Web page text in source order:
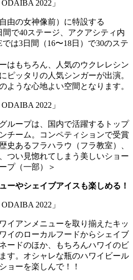
由の女神像前）に特設する
で40ステージ、アクアシティ内
は3日間（16〜18日）で30のステ
はもちろん、人気のウクレレシン
ピッタリの人気シンガーが出演。
ような心地よい空間となります。
ループは、国内で活躍するトップ
チーム。コンペティションで受賞
史あるフラハラウ（フラ教室）、
つい見惚れてしまう美しいショー
プ（一部）＞
ーやシェイブアイスも楽しめる！
イアンメニューを取り揃えたキッ
イのローカルフードからシェイブ
ードのほか、もちろんハワイのビ
す。オシャレな瓶のハワイビール
ョーを楽しんで！！